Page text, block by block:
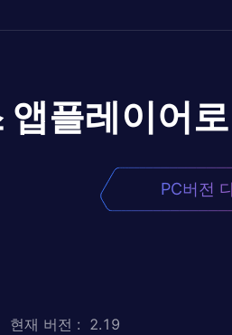
앱플레이어로
PC버전
현재 버전 : 2.19